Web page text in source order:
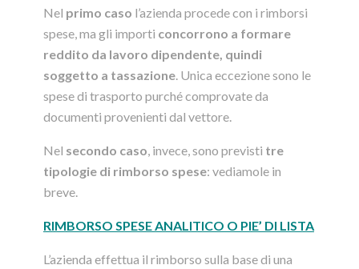
Nel primo caso l’azienda procede con i rimborsi
spese, ma gli importi concorrono a formare
reddito da lavoro dipendente, quindi
soggetto a tassazione. Unica eccezione sono le
spese di trasporto purché comprovate da
documenti provenienti dal vettore.
Nel secondo caso, invece, sono previsti tre
tipologie di rimborso spese: vediamole in
breve.
RIMBORSO SPESE ANALITICO O PIE’ DI LISTA
L’azienda effettua il rimborso sulla base di una